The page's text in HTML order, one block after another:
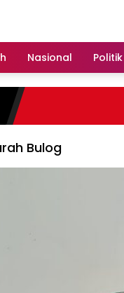
Nasional Politik
Bulog